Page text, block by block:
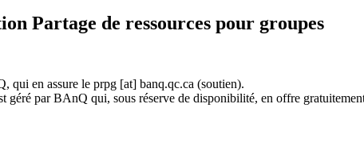
Partage de ressources pour groupes
qui en assure le prpg [at] banq.qc.ca (soutien).
géré par BAnQ qui, sous réserve de disponibilité, en offre